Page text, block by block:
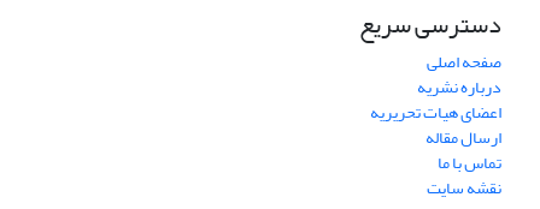
دسترسی سریع
صفحه اصلی
درباره نشریه
اعضای هیات تحریریه
ارسال مقاله
تماس با ما
نقشه سایت